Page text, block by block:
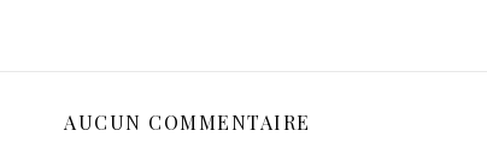
AUCUN COMMENTAIRE